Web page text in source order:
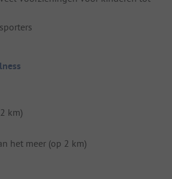
km)
het meer (op 2 km)